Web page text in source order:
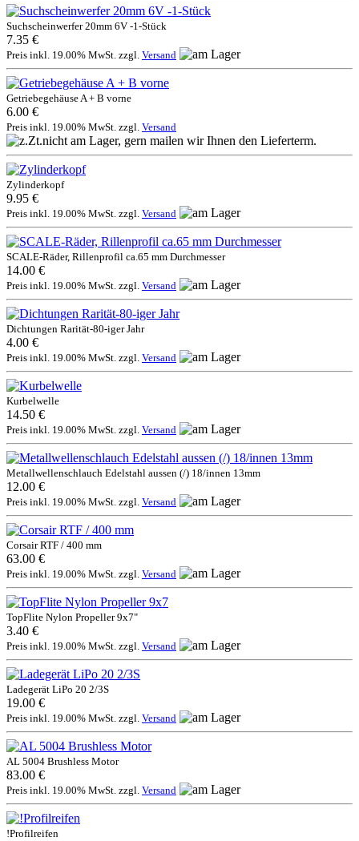
Suchscheinwerfer 20mm 6V -1-Stück
7.35 €
Preis inkl. 19.00% MwSt. zzgl. Versand
Getriebegehäuse A + B vorne
6.00 €
Preis inkl. 19.00% MwSt. zzgl. Versand
Zylinderkopf
9.95 €
Preis inkl. 19.00% MwSt. zzgl. Versand
SCALE-Räder, Rillenprofil ca.65 mm Durchmesser
14.00 €
Preis inkl. 19.00% MwSt. zzgl. Versand
Dichtungen Rarität-80-iger Jahr
4.00 €
Preis inkl. 19.00% MwSt. zzgl. Versand
Kurbelwelle
14.50 €
Preis inkl. 19.00% MwSt. zzgl. Versand
Metallwellenschlauch Edelstahl aussen (/) 18/innen 13mm
12.00 €
Preis inkl. 19.00% MwSt. zzgl. Versand
Corsair RTF / 400 mm
63.00 €
Preis inkl. 19.00% MwSt. zzgl. Versand
TopFlite Nylon Propeller 9x7"
3.40 €
Preis inkl. 19.00% MwSt. zzgl. Versand
Ladegerät LiPo 20 2/3S
19.00 €
Preis inkl. 19.00% MwSt. zzgl. Versand
AL 5004 Brushless Motor
83.00 €
Preis inkl. 19.00% MwSt. zzgl. Versand
!Profilreifen